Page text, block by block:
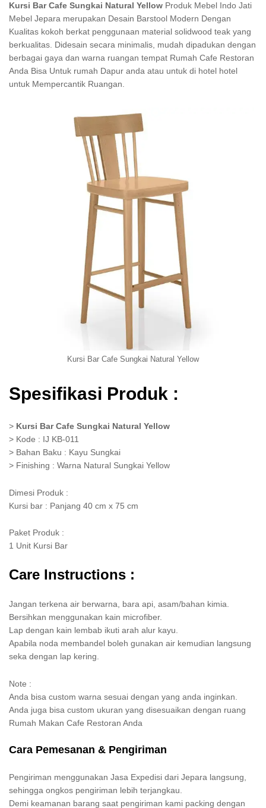
Kursi Bar Cafe Sungkai Natural Yellow Produk Mebel Indo Jati
Mebel Jepara merupakan Desain Barstool Modern Dengan
Kualitas kokoh berkat penggunaan material solidwood teak yang
berkualitas. Didesain secara minimalis, mudah dipadukan dengan
berbagai gaya dan warna ruangan tempat Rumah Cafe Restoran
Anda Bisa Untuk rumah Dapur anda atau untuk di hotel hotel
untuk Mempercantik Ruangan.
Kursi Bar Cafe Sungkai Natural Yellow
Spesifikasi Produk :
> Kursi Bar Cafe Sungkai Natural Yellow
> Kode : IJ KB-011
> Bahan Baku : Kayu Sungkai
> Finishing : Warna Natural Sungkai Yellow
Dimesi Produk :
Kursi bar : Panjang 40 cm x 75 cm
Paket Produk :
1 Unit Kursi Bar
Care Instructions :
Jangan terkena air berwarna, bara api, asam/bahan kimia.
Bersihkan menggunakan kain microfiber.
Lap dengan kain lembab ikuti arah alur kayu.
Apabila noda membandel boleh gunakan air kemudian langsung
seka dengan lap kering.
Note :
Anda bisa custom warna sesuai dengan yang anda inginkan.
Anda juga bisa custom ukuran yang disesuaikan dengan ruang
Rumah Makan Cafe Restoran Anda
Cara Pemesanan & Pengiriman
Pengiriman menggunakan Jasa Expedisi dari Jepara langsung,
sehingga ongkos pengiriman lebih terjangkau.
Demi keamanan barang saat pengiriman kami packing dengan